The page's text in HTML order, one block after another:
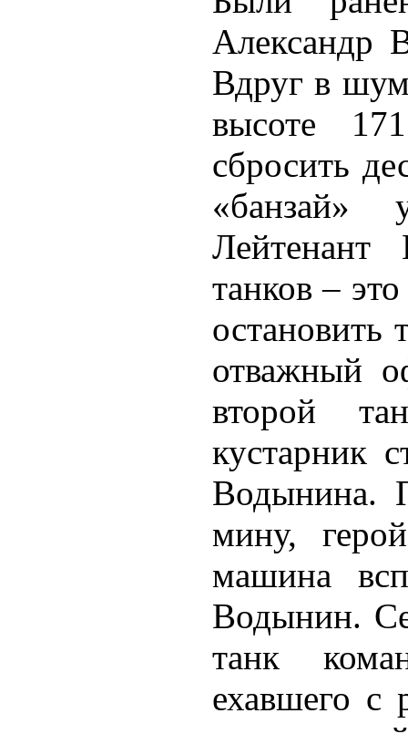
Александр
Вдруг в
высоте
сбросить
«банзай»
танков –
остановить
отважный
второй
кустарник
Водынина.
мину,
машина
Водынин.
танк
ехавшего с